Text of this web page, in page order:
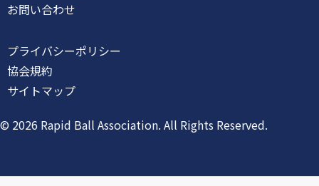
お問い合わせ
プライバシーポリシー
協会規約
サイトマップ
© 2026 Rapid Ball Association. All Rights Reserved.